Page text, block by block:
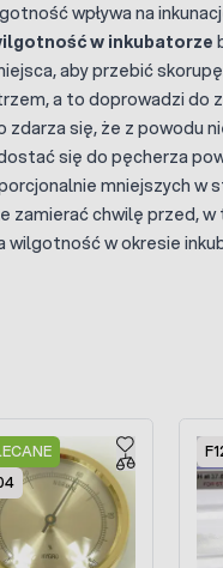
wpływa na
w inkubatorze
aby przebić
a to doprowadzi do
zdarza się, że z powodu
się do pęcherza
mniejszych w
zamierać chwilę przed,
wilgotność w okresie